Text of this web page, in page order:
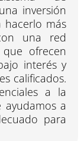
inversión
hacerlo más
una red
ofrecen
interés y
calificados.
a la
a
para